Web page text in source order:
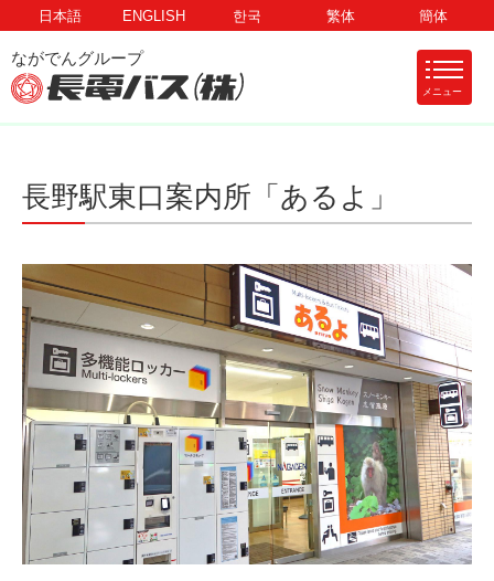
メニュー
日本語 ENGLISH 한국 繁体 簡体
長野駅東口案内所「あるよ」